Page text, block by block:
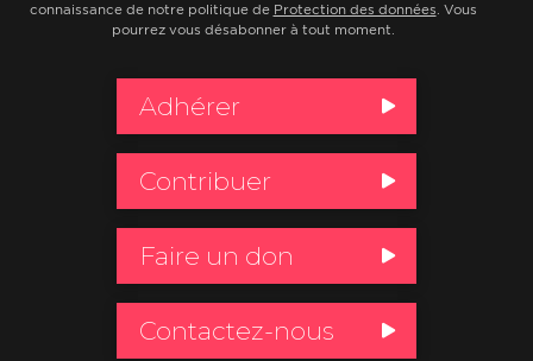
connaissance de notre politique de Protection des données . Vous
pourrez vous désabonner à tout moment.
Adhérer
Contribuer
Faire un don
Contactez-nous